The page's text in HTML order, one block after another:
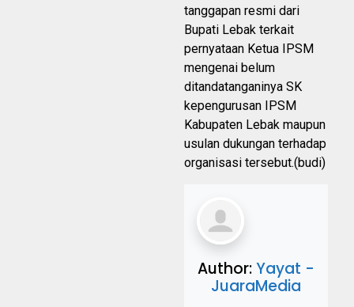
tanggapan resmi dari
Bupati Lebak terkait
pernyataan Ketua IPSM
mengenai belum
ditandatanganinya SK
kepengurusan IPSM
Kabupaten Lebak maupun
usulan dukungan terhadap
organisasi tersebut.(budi)
Author:Yayat -
JuaraMedia